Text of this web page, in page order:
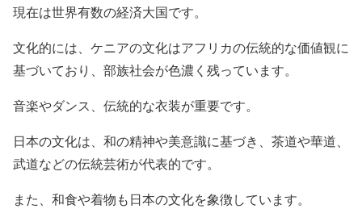
現在は世界有数の経済大国です。
文化的には、ケニアの文化はアフリカの伝統的な価値観に
基づいており、部族社会が色濃く残っています。
音楽やダンス、伝統的な衣装が重要です。
日本の文化は、和の精神や美意識に基づき、茶道や華道、
武道などの伝統芸術が代表的です。
また、和食や着物も日本の文化を象徴しています。